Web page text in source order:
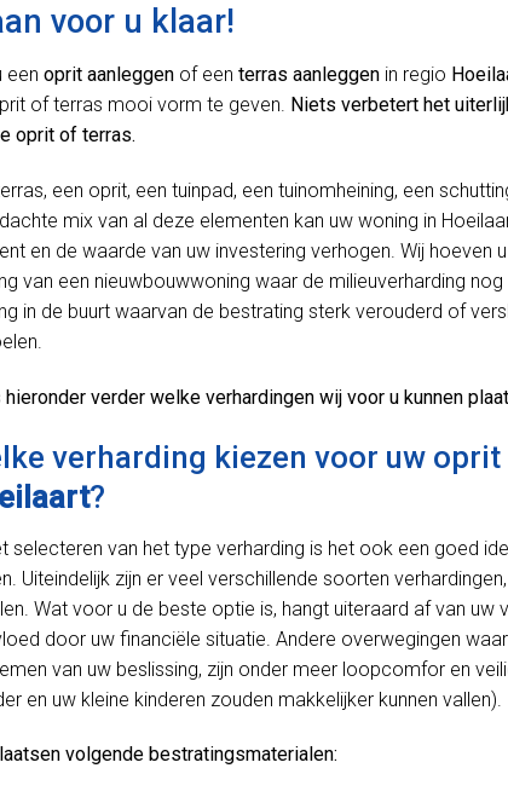
voor u klaar!
een oprit aanleggen of een terras aanleggen in regio
of terras mooi vorm te geven. Niets verbetert het
oprit of terras.
een oprit, een tuinpad, een tuinomheining, een
mix van al deze elementen kan uw woning in
en de waarde van uw investering verhogen. Wij hoeven
van een nieuwbouwwoning waar de milieuverharding
in de buurt waarvan de bestrating sterk verouderd of
hieronder verder welke verhardingen wij voor u kunnen
verharding kiezen voor uw
?
selecteren van het type verharding is het ook een goed
Uiteindelijk zijn er veel verschillende soorten
Wat voor u de beste optie is, hangt uiteraard af van
door uw financiële situatie. Andere overwegingen
van uw beslissing, zijn onder meer loopcomfor en
en uw kleine kinderen zouden makkelijker kunnen vallen).
volgende bestratingsmaterialen: